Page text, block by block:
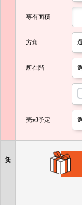
専有面積
方角
所在階
売却予定